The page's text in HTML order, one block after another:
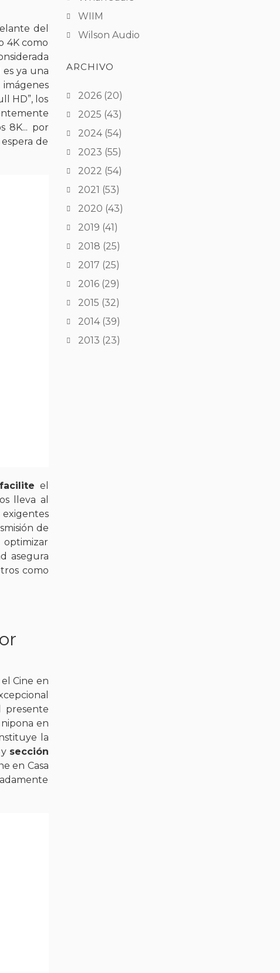
del
4K como
es ya una
HD”, los
8K... por
de
el
lleva al
de
asegura
como
Cine en
presente
en
la
sección
en Casa
WIIM
Wilson Audio
ARCHIVO
2026(20)
2025 (43)
2024(54)
2023 (55)
2022 (54)
2021 (53)
2020 (43)
2019 (41)
2018 (25)
2017 (25)
2016(29)
2015 (32)
2014(39)
2013 (23)